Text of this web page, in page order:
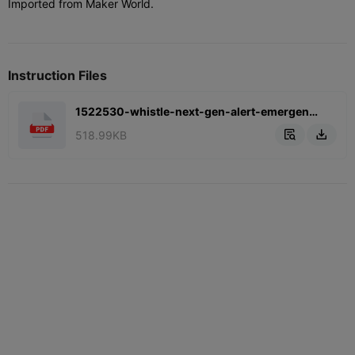
Imported from Maker World.
Instruction Files
1522530-whistle-next-gen-alert-emergency-sport-432ef49b-798e.pdf
518.99KB
 